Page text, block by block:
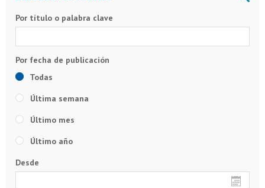
Por título o palabra clave
Todas
Última semana
Último mes
Último año
Desde